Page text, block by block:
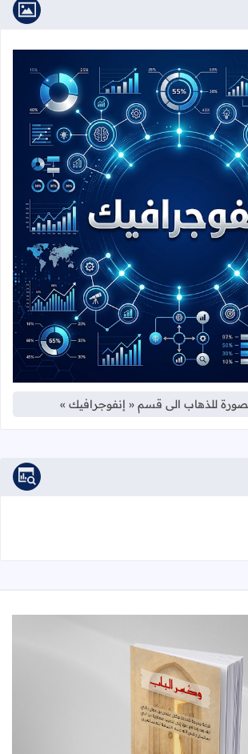
للذهاب الى قسم « إنفوجرافيك »